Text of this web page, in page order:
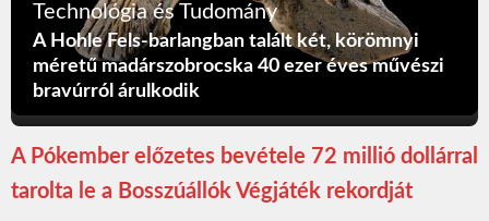
Technológia és Tudomány
A Hohle Fels-barlangban talált két, körömnyi
méretű madárszobrocska 40 ezer éves művészi
bravúrról árulkodik
A Pókember előzetes bevétele 72 millió dollárral
tarolta le a Bosszúállók Végjáték rekordját